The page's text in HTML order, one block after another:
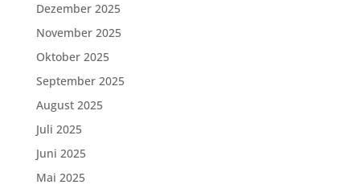
Dezember 2025
November 2025
Oktober 2025
September 2025
August 2025
Juli 2025
Juni 2025
Mai 2025